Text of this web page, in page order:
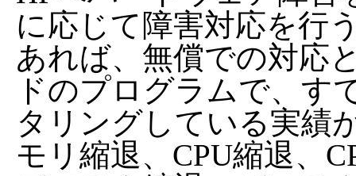
に応じて障害対応を行
あれば、無償での対応
ドのプログラムで、す
タリングしている実績
モリ縮退、CPU縮退、